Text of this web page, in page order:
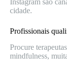
cidade.
Profissionais
Procure
mindfulness,